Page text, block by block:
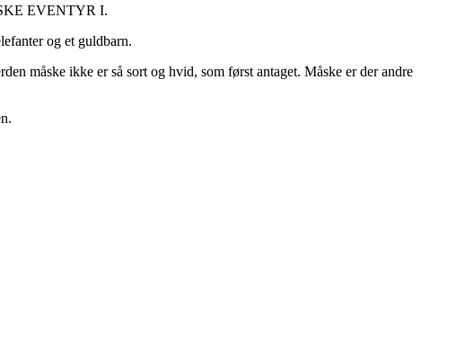
EVENTYR I.
og et guldbarn.
måske ikke er så sort og hvid, som først antaget. Måske er der andre